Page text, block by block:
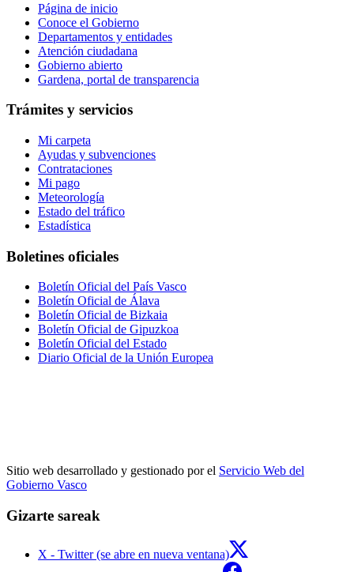
Página de inicio
Conoce el Gobierno
Departamentos y entidades
Atención ciudadana
Gobierno abierto
Gardena, portal de transparencia
Trámites y servicios
Mi carpeta
Ayudas y subvenciones
Contrataciones
Mi pago
Meteorología
Estado del tráfico
Estadística
Boletines oficiales
Boletín Oficial del País Vasco
Boletín Oficial de Álava
Boletín Oficial de Bizkaia
Boletín Oficial de Gipuzkoa
Boletín Oficial del Estado
Diario Oficial de la Unión Europea
Sitio web desarrollado y gestionado por el Servicio Web del
Gobierno Vasco
Gizarte sareak
X - Twitter (se abre en nueva ventana)